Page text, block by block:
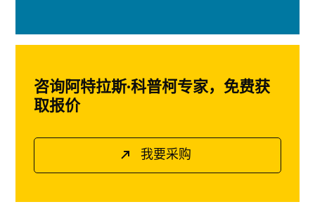
咨询阿特拉斯·科普柯专家，免费获
取报价
我要采购